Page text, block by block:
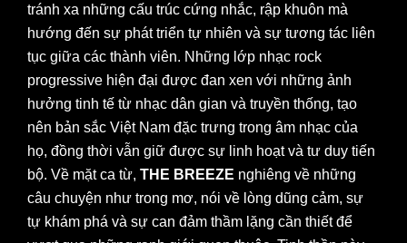
tránh xa những cấu trúc cứng nhắc, rập khuôn mà
hướng đến sự phát triển tự nhiên và sự tương tác liên
tục giữa các thành viên. Những lớp nhạc rock
progressive hiện đại được đan xen với những ảnh
hưởng tinh tế từ nhạc dân gian và truyền thống, tạo
nên bản sắc Việt Nam đặc trưng trong âm nhạc của
họ, đồng thời vẫn giữ được sự linh hoạt và tư duy tiến
bộ. Về mặt ca từ, THE BREEZE nghiêng về những
câu chuyện như trong mơ, nói về lòng dũng cảm, sự
tự khám phá và sự can đảm thầm lặng cần thiết để